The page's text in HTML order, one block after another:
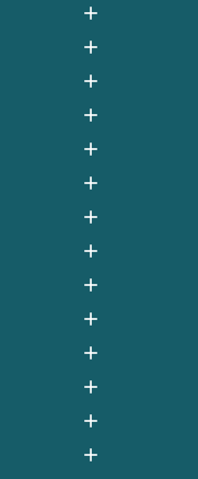













